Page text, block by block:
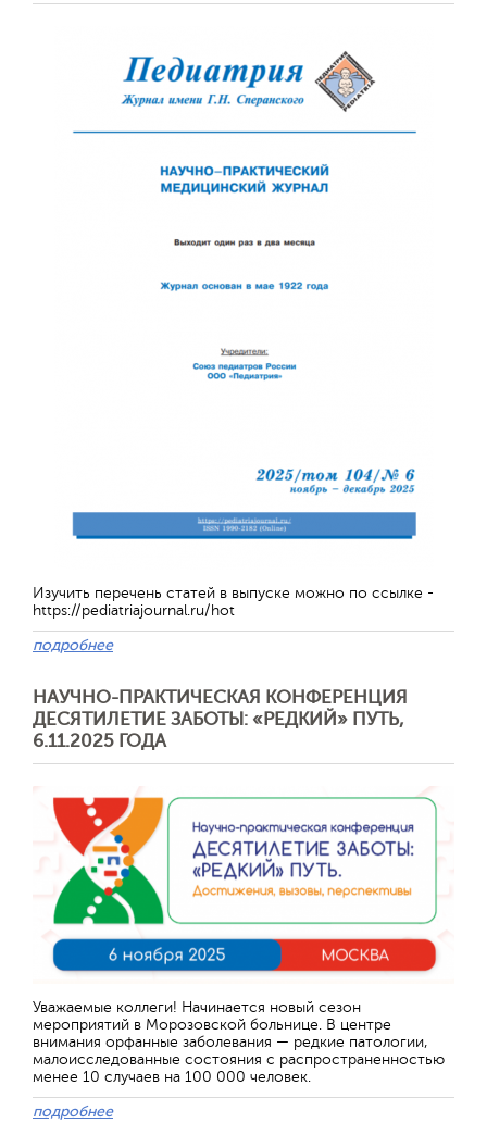
Изучить перечень статей в выпуске можно по ссылке -
https://pediatriajournal.ru/hot
подробнее
НАУЧНО-ПРАКТИЧЕСКАЯ КОНФЕРЕНЦИЯ
ДЕСЯТИЛЕТИЕ ЗАБОТЫ: «РЕДКИЙ» ПУТЬ,
6.11.2025 ГОДА
Уважаемые коллеги! Начинается новый сезон
мероприятий в Морозовской больнице. В центре
внимания орфанные заболевания — редкие патологии,
малоисследованные состояния с распространенностью
менее 10 случаев на 100 000 человек.
подробнее
Обратная